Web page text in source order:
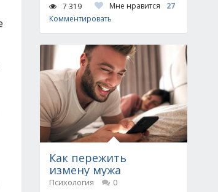
7 319 Мне нравится
27
Комментировать
Как пережить
измену мужа
Психология
0